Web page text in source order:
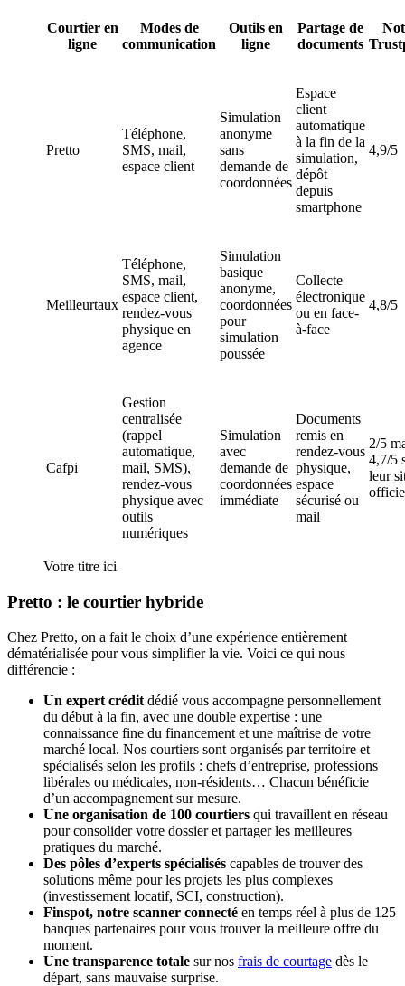
Courtier en
ligne
Modes de
communication
Outils en
ligne
Partage de
documents
Pretto
Téléphone,
SMS, mail,
espace client
Simulation
anonyme
sans
demande de
coordonnées
Espace
client
automatique
à la fin de la
simulation,
dépôt
depuis
smartphone
4,9/5
Meilleurtaux
Téléphone,
SMS, mail,
espace client,
rendez-vous
physique en
agence
Simulation
basique
anonyme,
coordonnées
pour
simulation
poussée
Collecte
électronique
ou en face-
à-face
4,8/5
Cafpi
Gestion
centralisée
(rappel
automatique,
mail, SMS),
rendez-vous
physique avec
outils
numériques
Simulation
avec
demande de
coordonnées
immédiate
Documents
remis en
rendez-vous
physique,
espace
sécurisé ou
mail
2/5
4,7/5
leur
Votre titre ici
Pretto : le courtier hybride
Chez Pretto, on a fait le choix d’une expérience entièrement
dématérialisée pour vous simplifier la vie. Voici ce qui nous
différencie :
Un expert crédit dédié vous accompagne personnellement
du début à la fin, avec une double expertise : une
connaissance fine du financement et une maîtrise de votre
marché local. Nos courtiers sont organisés par territoire et
spécialisés selon les profils : chefs d’entreprise, professions
libérales ou médicales, non-résidents… Chacun bénéficie
d’un accompagnement sur mesure.
Une organisation de 100 courtiers qui travaillent en réseau
pour consolider votre dossier et partager les meilleures
pratiques du marché.
Des pôles d’experts spécialisés capables de trouver des
solutions même pour les projets les plus complexes
(investissement locatif, SCI, construction).
Finspot, notre scanner connecté en temps réel à plus de 125
banques partenaires pour vous trouver la meilleure offre du
moment.
Une transparence totale sur nos frais de courtage dès le
départ, sans mauvaise surprise.